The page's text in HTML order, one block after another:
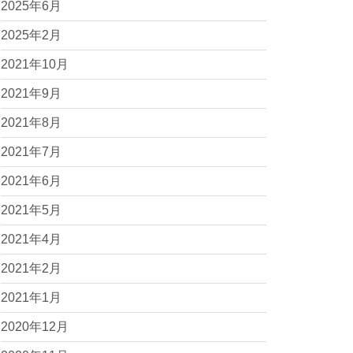
2025年6月
2025年2月
2021年10月
2021年9月
2021年8月
2021年7月
2021年6月
2021年5月
2021年4月
2021年2月
2021年1月
2020年12月